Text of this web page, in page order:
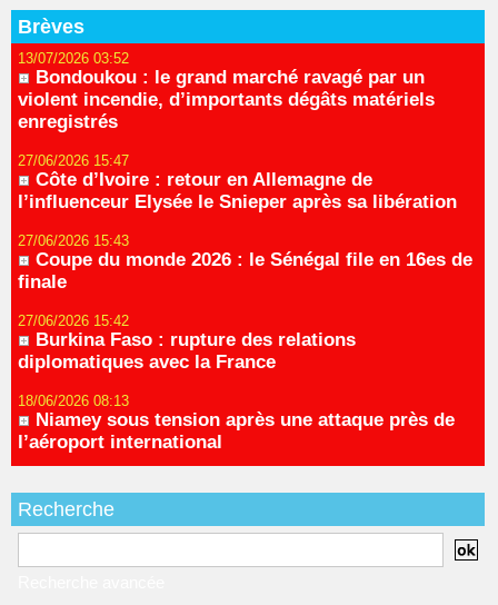
Brèves
13/07/2026 03:52
Bondoukou : le grand marché ravagé par un
violent incendie, d’importants dégâts matériels
enregistrés
27/06/2026 15:47
Côte d’Ivoire : retour en Allemagne de
l’influenceur Elysée le Snieper après sa libération
27/06/2026 15:43
Coupe du monde 2026 : le Sénégal file en 16es de
finale
27/06/2026 15:42
Burkina Faso : rupture des relations
diplomatiques avec la France
18/06/2026 08:13
Niamey sous tension après une attaque près de
l’aéroport international
Recherche